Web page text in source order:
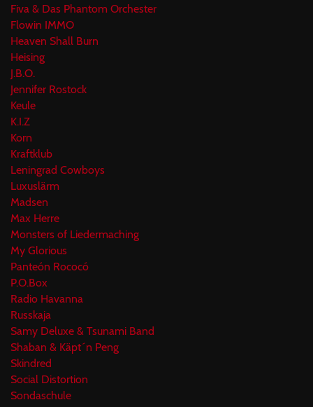
Fiva & Das Phantom Orchester
Flowin IMMO
Heaven Shall Burn
Heising
J.B.O.
Jennifer Rostock
Keule
K.I.Z
Korn
Kraftklub
Leningrad Cowboys
Luxuslärm
Madsen
Max Herre
Monsters of Liedermaching
My Glorious
Panteón Rococó
P.O.Box
Radio Havanna
Russkaja
Samy Deluxe & Tsunami Band
Shaban & Käpt´n Peng
Skindred
Social Distortion
Sondaschule